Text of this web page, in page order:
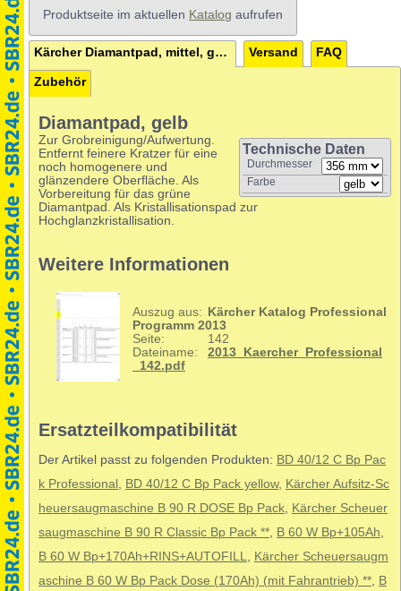
Produktseite im aktuellen Katalog aufrufen
Kärcher Diamantpad, mittel, gelb, 356 mm, 5 St. Versand FAQ
Zubehör
Diamantpad, gelb
Technische Daten
Durchmesser
Farbe
Zur Grobreinigung/Aufwertung.
Entfernt feinere Kratzer für eine
noch homogenere und
glänzendere Oberfläche. Als
Vorbereitung für das grüne
Diamantpad. Als Kristallisationspad zur
Hochglanzkristallisation.
Weitere Informationen
Auszug aus:
Kärcher Katalog Professional
Programm 2013
Seite:
142
Dateiname:
2013_Kaercher_Professional
_142.pdf
Ersatzteilkompatibilität
Der Artikel passt zu folgenden Produkten: BD 40/12 C Bp Pac
k Professional BD 40/12 C Bp Pack yellow, Kärcher Aufsitz-Sc
heuersaugmaschine B 90 R DOSE Bp Pack Kärcher Scheuer
saugmaschine B 90 R Classic Bp Pack ** B 60 W Bp+105Ah
B 60 W Bp+170Ah+RINS+AUTOFILL
Kärcher Scheuersaugm
aschine B 60 W Bp Pack Dose (170Ah) (mit Fahrantrieb) ** B